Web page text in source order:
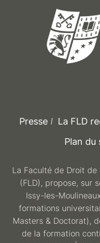
Presse La FLD
Plan du
La Faculté de Droit de
(FLD), propose, sur
Issy-les-
formations
Masters & Doctorat),
de la formation